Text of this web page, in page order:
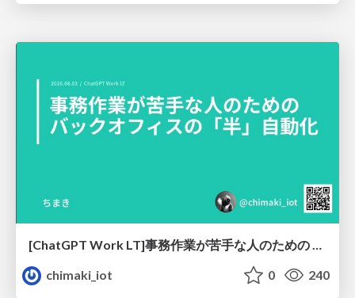
[ChatGPT Work LT]事務作業が苦手な人のための バックオフィスの「半」自動化
chimaki_iot
0 240